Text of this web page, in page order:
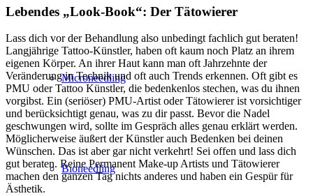
Microneedling
Bioneedling
Lebendes „Look-Book“: Der Tätowierer
Lass dich vor der Behandlung also unbedingt fachlich gut beraten!
Langjährige Tattoo-Künstler, haben oft kaum noch Platz an ihrem
eigenen Körper. An ihrer Haut kann man oft Jahrzehnte der
Veränderung in Technik und oft auch Trends erkennen. Oft gibt es
PMU oder Tattoo Künstler, die bedenkenlos stechen, was du ihnen
vorgibst. Ein (seriöser) PMU-Artist oder Tätowierer ist vorsichtiger
und berücksichtigt genau, was zu dir passt. Bevor die Nadel
geschwungen wird, sollte im Gespräch alles genau erklärt werden.
Möglicherweise äußert der Künstler auch Bedenken bei deinen
Wünschen. Das ist aber gar nicht verkehrt! Sei offen und lass dich
gut beraten. Reine Permanent Make-up Artists und Tätowierer
machen den ganzen Tag nichts anderes und haben ein Gespür für
Ästhetik.